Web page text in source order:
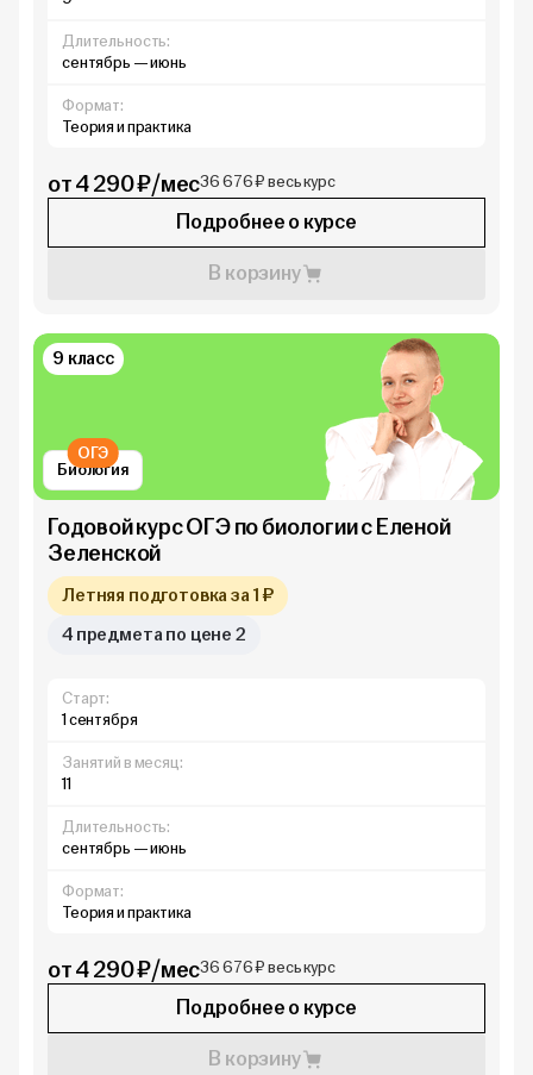
Длительность:
сентябрь — июнь
Формат:
Теория и практика
от 4 290 ₽/мес36 676 ₽ весь курс
Подробнее о курсе
В корзину
Биология
ОГЭ
9 класс
Годовой курс ОГЭ по биологии с Еленой
Зеленской
Летняя подготовка за 1 ₽
4 предмета по цене 2
Старт:
1 сентября
Занятий в месяц:
11
Длительность:
сентябрь — июнь
Формат:
Теория и практика
от 4 290 ₽/мес36 676 ₽ весь курс
Подробнее о курсе
В корзину